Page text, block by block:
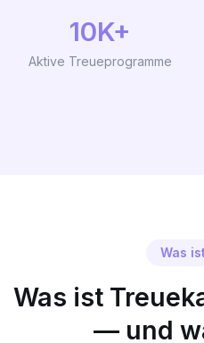
10K+
Aktive Treueprogramme
Was
Was ist
— und